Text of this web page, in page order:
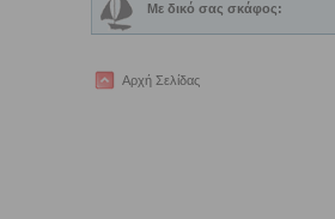
Με δικό σας σκάφος:
Αρχή Σελίδας